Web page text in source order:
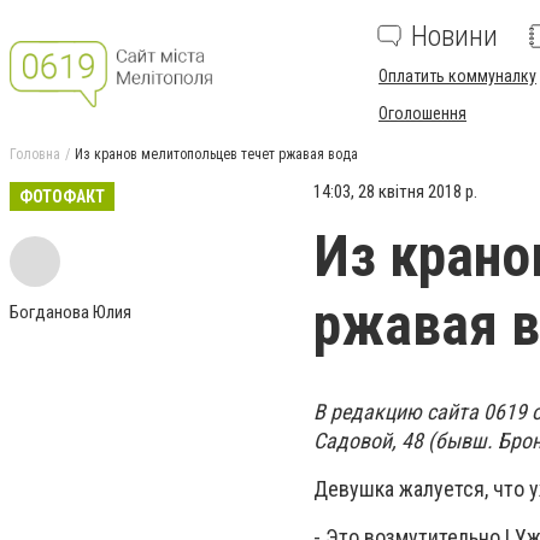
Новини
Оплатить коммуналку
Оголошення
Головна Из кранов мелитопольцев течет ржавая вода
ФОТОФАКТ
Богданова Юлия
14:03, 28 квітня 2018 р.
Из
ржавая
В редакцию сайта 0619
Садовой, 48 (бывш.
Девушка жалуется, что